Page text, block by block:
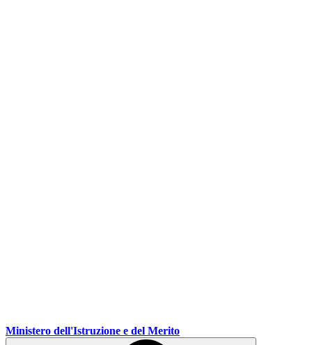
Ministero dell'Istruzione e del Merito